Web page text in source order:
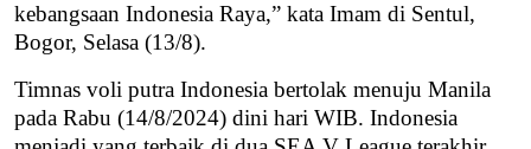
kebangsaan Indonesia Raya,” kata Imam di Sentul,
Bogor, Selasa (13/8).
Timnas voli putra Indonesia bertolak menuju Manila
pada Rabu (14/8/2024) dini hari WIB. Indonesia